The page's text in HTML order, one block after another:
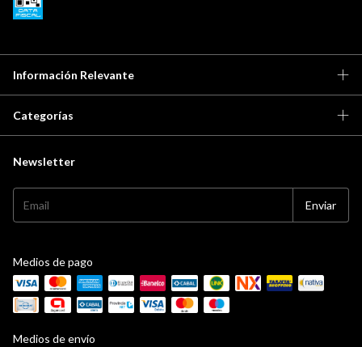
Información Relevante
Categorías
Newsletter
Medios de pago
Medios de envío